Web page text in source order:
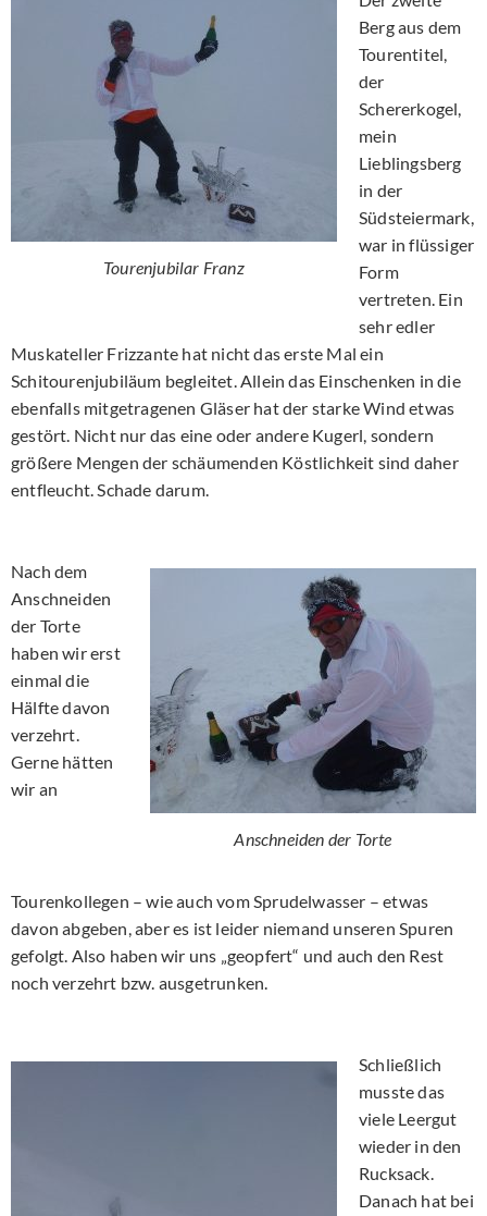
Tourenjubilar Franz
Berg aus dem
Tourentitel,
der
Schererkogel,
mein
Lieblingsberg
in der
Südsteiermark,
war in flüssiger
Form
vertreten. Ein
sehr edler
Muskateller Frizzante hat nicht das erste Mal ein
Schitourenjubiläum begleitet. Allein das Einschenken in die
ebenfalls mitgetragenen Gläser hat der starke Wind etwas
gestört. Nicht nur das eine oder andere Kugerl, sondern
größere Mengen der schäumenden Köstlichkeit sind daher
entfleucht. Schade darum.
Anschneiden der Torte
Nach dem
Anschneiden
der Torte
haben wir erst
einmal die
Hälfte davon
verzehrt.
Gerne hätten
wir an
Tourenkollegen – wie auch vom Sprudelwasser – etwas
davon abgeben, aber es ist leider niemand unseren Spuren
gefolgt. Also haben wir uns „geopfert“ und auch den Rest
noch verzehrt bzw. ausgetrunken.
Schließlich
musste das
viele Leergut
wieder in den
Rucksack.
Danach hat bei